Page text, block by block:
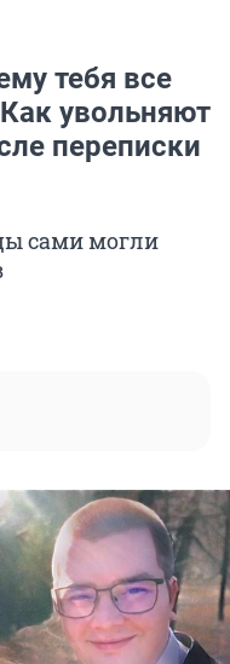
тебя все
увольняют
переписки
сами могли